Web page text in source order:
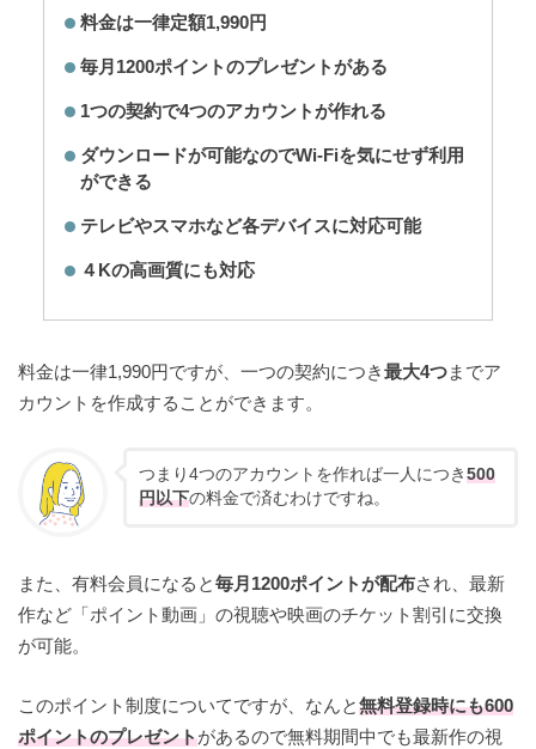
料金は一律定額1,990円
毎月1200ポイントのプレゼントがある
1つの契約で4つのアカウントが作れる
ダウンロードが可能なのでWi-Fiを気にせず利用
ができる
テレビやスマホなど各デバイスに対応可能
４Kの高画質にも対応
料金は一律1,990円ですが、一つの契約につき最大4つまでア
カウントを作成することができます。
つまり4つのアカウントを作れば一人につき500
円以下の料金で済むわけですね。
また、有料会員になると毎月1200ポイントが配布され、最新
作など「ポイント動画」の視聴や映画のチケット割引に交換
が可能。
このポイント制度についてですが、なんと無料登録時にも600
ポイントのプレゼントがあるので無料期間中でも最新作の視